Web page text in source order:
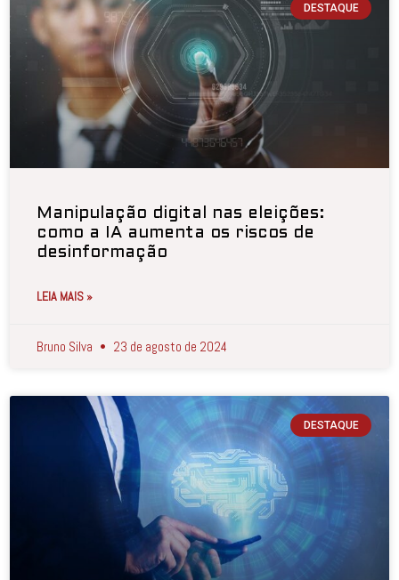
DESTAQUE
Manipulação digital nas eleições:
como a IA aumenta os riscos de
desinformação
LEIA MAIS »
Bruno Silva 23 de agosto de 2024
DESTAQUE